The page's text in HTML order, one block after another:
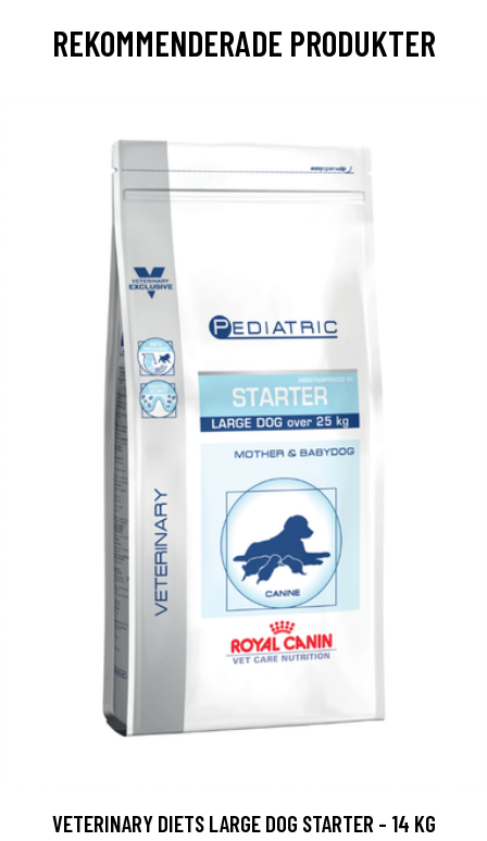
REKOMMENDERADE PRODUKTER
VETERINARY DIETS LARGE DOG STARTER - 14 KG